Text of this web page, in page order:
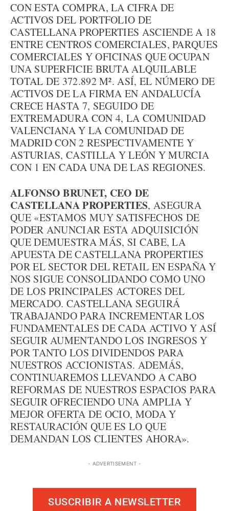
CON ESTA COMPRA, LA CIFRA DE
ACTIVOS DEL PORTFOLIO DE
CASTELLANA PROPERTIES ASCIENDE A 18
ENTRE CENTROS COMERCIALES, PARQUES
COMERCIALES Y OFICINAS QUE OCUPAN
UNA SUPERFICIE BRUTA ALQUILABLE
TOTAL DE 372.892 M². ASÍ, EL NÚMERO DE
ACTIVOS DE LA FIRMA EN ANDALUCÍA
CRECE HASTA 7, SEGUIDO DE
EXTREMADURA CON 4, LA COMUNIDAD
VALENCIANA Y LA COMUNIDAD DE
MADRID CON 2 RESPECTIVAMENTE Y
ASTURIAS, CASTILLA Y LEÓN Y MURCIA
CON 1 EN CADA UNA DE LAS REGIONES.
ALFONSO BRUNET, CEO DE
CASTELLANA PROPERTIES, ASEGURA
QUE «ESTAMOS MUY SATISFECHOS DE
PODER ANUNCIAR ESTA ADQUISICIÓN
QUE DEMUESTRA MÁS, SI CABE, LA
APUESTA DE CASTELLANA PROPERTIES
POR EL SECTOR DEL RETAIL EN ESPAÑA Y
NOS SIGUE CONSOLIDANDO COMO UNO
DE LOS PRINCIPALES ACTORES DEL
MERCADO. CASTELLANA SEGUIRÁ
TRABAJANDO PARA INCREMENTAR LOS
FUNDAMENTALES DE CADA ACTIVO Y ASÍ
SEGUIR AUMENTANDO LOS INGRESOS Y
POR TANTO LOS DIVIDENDOS PARA
NUESTROS ACCIONISTAS. ADEMÁS,
CONTINUAREMOS LLEVANDO A CABO
REFORMAS DE NUESTROS ESPACIOS PARA
SEGUIR OFRECIENDO UNA AMPLIA Y
MEJOR OFERTA DE OCIO, MODA Y
RESTAURACIÓN QUE ES LO QUE
DEMANDAN LOS CLIENTES AHORA».
- ADVERTISEMENT -
SUSCRIBIR A NEWSLETTER